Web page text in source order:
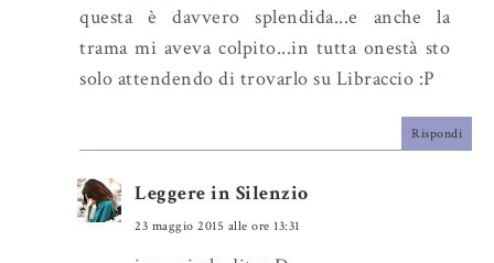
questa è davvero splendida...e anche la
trama mi aveva colpito...in tutta onestà sto
solo attendendo di trovarlo su Libraccio :P
Rispondi
Leggere in Silenzio
23 maggio 2015 alle ore 13:31